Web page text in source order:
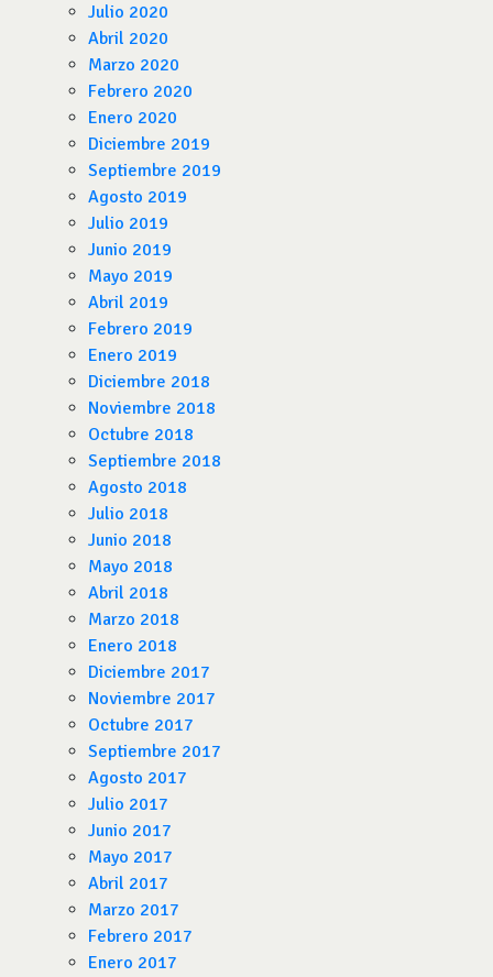
Julio 2020
Abril 2020
Marzo 2020
Febrero 2020
Enero 2020
Diciembre 2019
Septiembre 2019
Agosto 2019
Julio 2019
Junio 2019
Mayo 2019
Abril 2019
Febrero 2019
Enero 2019
Diciembre 2018
Noviembre 2018
Octubre 2018
Septiembre 2018
Agosto 2018
Julio 2018
Junio 2018
Mayo 2018
Abril 2018
Marzo 2018
Enero 2018
Diciembre 2017
Noviembre 2017
Octubre 2017
Septiembre 2017
Agosto 2017
Julio 2017
Junio 2017
Mayo 2017
Abril 2017
Marzo 2017
Febrero 2017
Enero 2017